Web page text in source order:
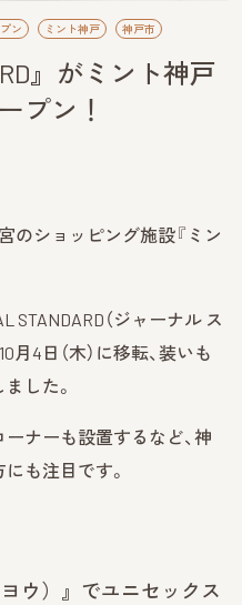
ン ミント神戸 神戸市
』がミント神戸
プン！
のショッピング施設『ミン
STANDARD（ジャーナル ス
月4日（木）に移転、装いも
した。
ナーも設置するなど、神
も注目です。
ウ）』でユニセックス